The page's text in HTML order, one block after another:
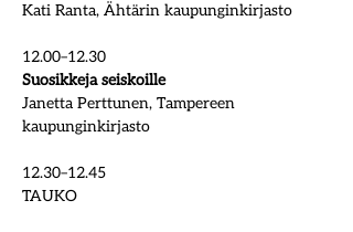
Kati Ranta, Ähtärin kaupunginkirjasto
12.00–12.30
Suosikkeja seiskoille
Janetta Perttunen, Tampereen
kaupunginkirjasto
12.30–12.45
TAUKO